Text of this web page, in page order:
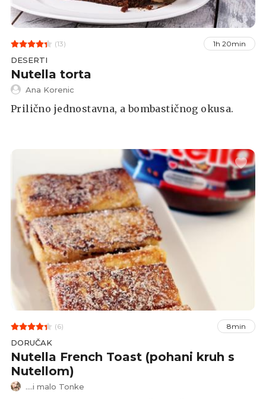
(13) 1h 20min
DESERTI
Nutella torta
Ana Korenic
Prilično jednostavna, a bombastičnog okusa.
(6) 8min
DORUČAK
Nutella French Toast (pohani kruh s
Nutellom)
....i malo Tonke